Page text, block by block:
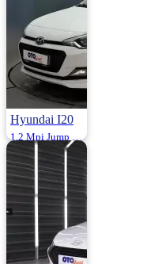
Hyundai I20
2015 | Manuel |
Benzin | 165.000
Km
775.000